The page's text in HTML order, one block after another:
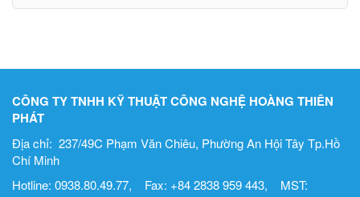
CÔNG TY TNHH KỸ THUẬT CÔNG NGHỆ HOÀNG THIÊN
PHÁT
Địa chỉ: 237/49C Phạm Văn Chiêu, Phường An Hội Tây Tp.Hồ
Chí Minh
Hotline: 0938.80.49.77, Fax: +84 2838 959 443, MST: